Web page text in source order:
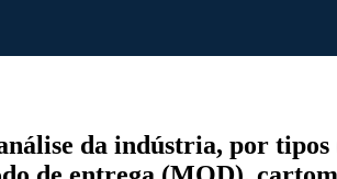
da indústria, por